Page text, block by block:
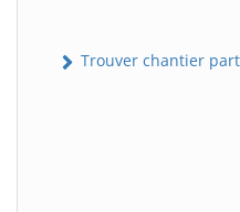
Trouver chantier